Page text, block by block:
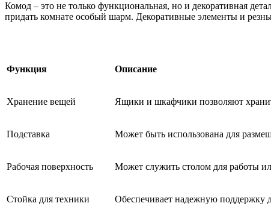
Комод – это не только функциональная, но и декоративная
придать комнате особый шарм. Декоративные элементы и
Функция Описание
Хранение вещей Ящики и шкафчики позволяют
Подставка Может быть использована для
Рабочая поверхность Может служить столом для работы
Стойка для техники Обеспечивает надежную поддержку